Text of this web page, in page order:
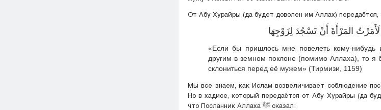
المَرْأَةَ أَنْ تَسْجُدَ لِزَوْجِهَا
«Если бы пришлось мне повелеть кому-нибудь
другим в земном поклоне (помимо Аллаха), то я
склониться перед её мужем» (Тирмизи, 1159)
Мы все знаем, как Ислам возвеличивает соблюдение
Но в хадисе, который передаётся от Абу Хурайры (да
что Посланник Аллаха ﷺ сказал: